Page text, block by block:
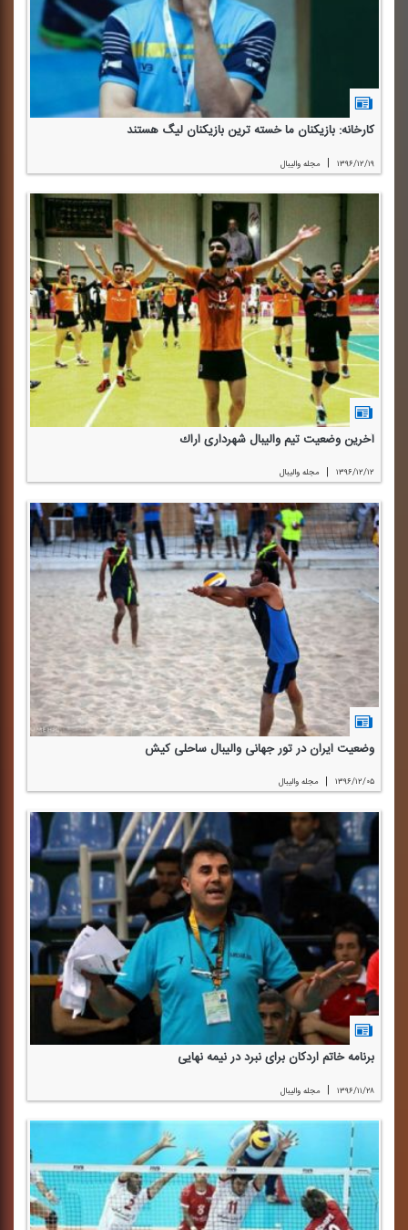
كارخانه: بازیكنان ما خسته ترین بازیكنان لیگ هستند
۱۳۹۶/۱۲/۱۹ | مجله والیبال
آخرین وضعیت تیم والیبال شهرداری اراك
۱۳۹۶/۱۲/۱۲ | مجله والیبال
وضعیت ایران در تور جهانی والیبال ساحلی كیش
۱۳۹۶/۱۲/۰۵ | مجله والیبال
برنامه خاتم اردكان برای نبرد در نیمه نهایی
۱۳۹۶/۱۱/۲۸ | مجله والیبال